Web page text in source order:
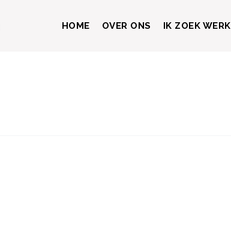
HOME OVER ONS IK ZOEK WERK